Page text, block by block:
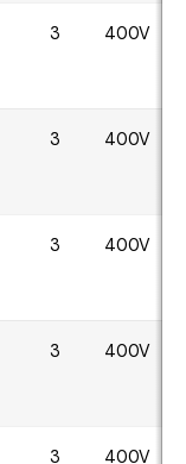
3 400V
3 400V
3 400V
3 400V
3 400V